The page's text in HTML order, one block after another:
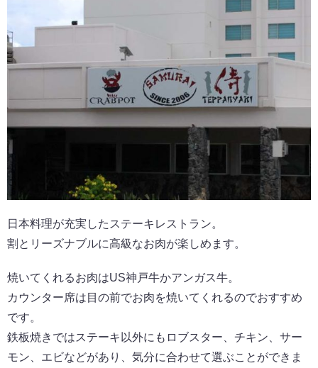
日本料理が充実したステーキレストラン。
割とリーズナブルに高級なお肉が楽しめます。
焼いてくれるお肉はUS神戸牛かアンガス牛。
カウンター席は目の前でお肉を焼いてくれるのでおすすめ
です。
鉄板焼きではステーキ以外にもロブスター、チキン、サー
モン、エビなどがあり、気分に合わせて選ぶことができま